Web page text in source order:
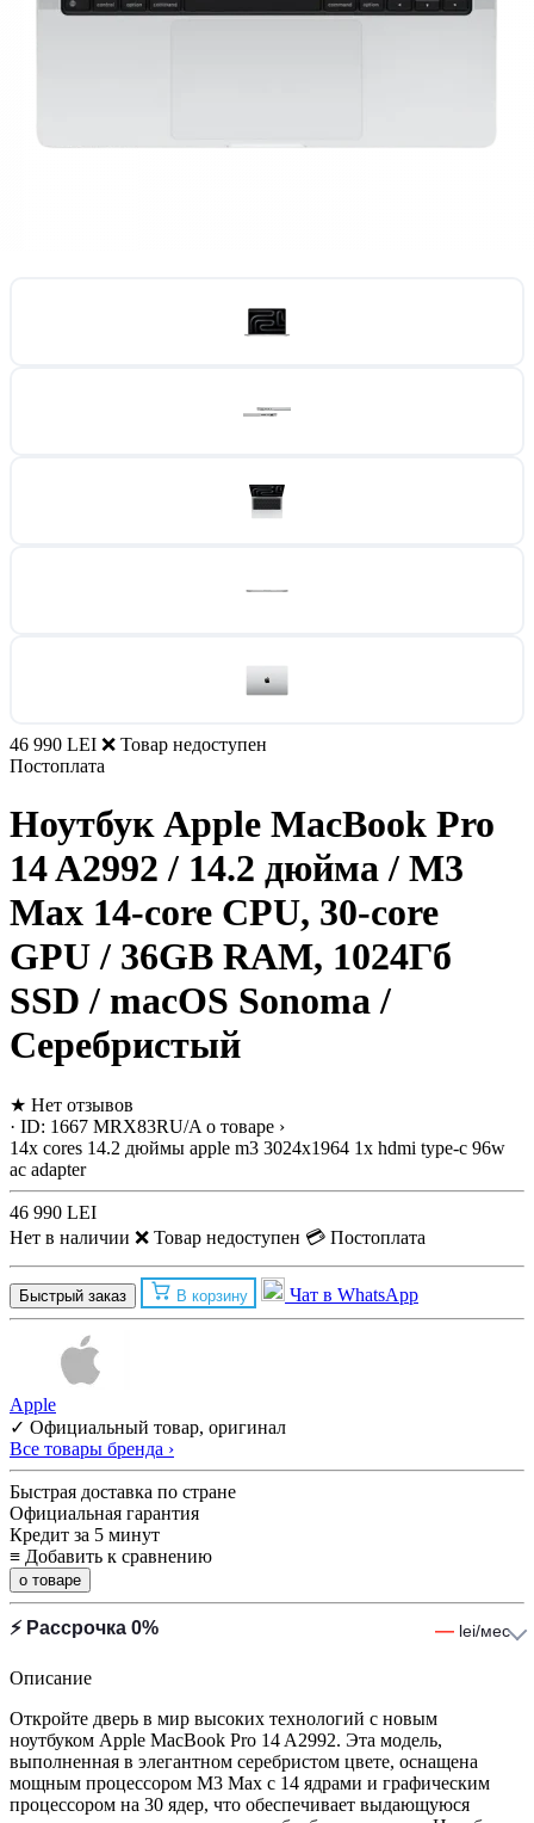
46 990 LEI ❌ Товар недоступен
Постоплата
Ноутбук Apple MacBook Pro
14 A2992 / 14.2 дюйма / M3
Max 14-core CPU, 30-core
GPU / 36GB RAM, 1024Гб
SSD / macOS Sonoma /
Серебристый
★ Нет отзывов
· ID: 1667 MRX83RU/A о товаре ›
14x cores 14.2 дюймы apple m3 3024x1964 1x hdmi type-c 96w
ac adapter
46 990 LEI
Нет в наличии ❌ Товар недоступен 💳 Постоплата
Быстрый заказ В корзину Чат в WhatsApp
Apple
✓ Официальный товар, оригинал
Все товары бренда ›
Быстрая доставка по стране
Официальная гарантия
Кредит за 5 минут
≡ Добавить к сравнению
о товаре
⚡ Рассрочка 0% — lei/мес
Описание
Откройте дверь в мир высоких технологий с новым
ноутбуком Apple MacBook Pro 14 A2992. Эта модель,
выполненная в элегантном серебристом цвете, оснащена
мощным процессором M3 Max с 14 ядрами и графическим
процессором на 30 ядер, что обеспечивает выдающуюся